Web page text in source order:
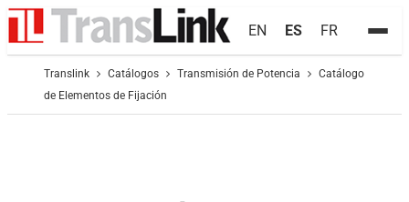
EN ES FR
Translink Catálogos Transmisión de Potencia
Catálogo
de Elementos de Fijación